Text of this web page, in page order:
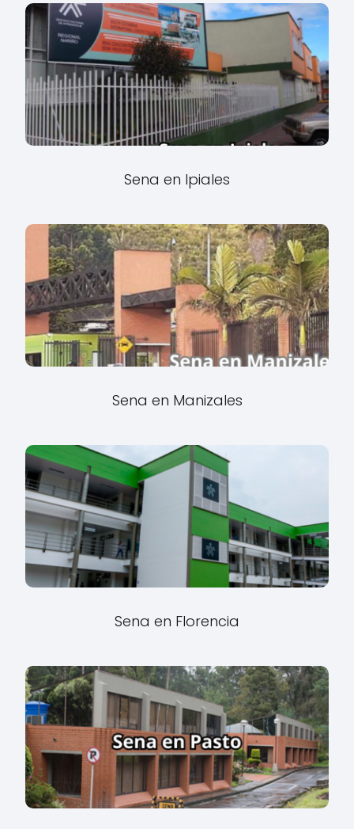
Sena en Ipiales
Sena en Manizales
Sena en Florencia